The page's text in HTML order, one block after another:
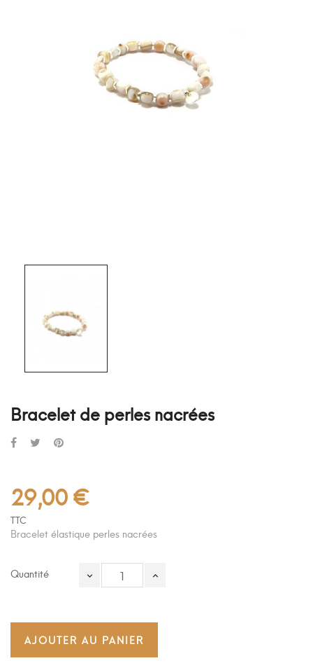
Bracelet de perles nacrées
29,00 €
TTC
Bracelet élastique perles nacrées
Quantité
AJOUTER AU PANIER